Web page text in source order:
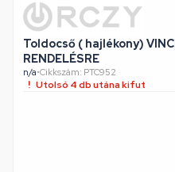
Toldocső ( hajlékony)
RENDELÉSRE
n/a•Cikkszám: PTC952
Utolsó 4 db utána kifut